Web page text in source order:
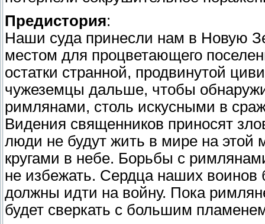
Предистория:
Наши суда принесли нам в Новую
местом для процветающего
остатки странной, продвинутой
чужеземцы дальше, чтобы
римлянами, столь искусными в
Видения священников приносят
люди не будут жить в мире на
кругами в небе. Борьбы с
не избежать. Сердца наших
должны идти на войну. Пока
будет сверкать с большим